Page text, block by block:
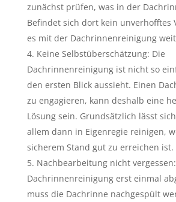
zunächst prüfen, was in der
Befindet sich dort kein unverhofftes
es mit der Dachrinnenreinigung
Keine Selbstüberschätzung: Die
Dachrinnenreinigung ist nicht so
den ersten Blick aussieht. Einen
zu engagieren, kann deshalb eine
Lösung sein. Grundsätzlich lässt
allem dann in Eigenregie reinigen,
sicherem Stand gut zu erreichen ist.
Nachbearbeitung nicht
Dachrinnenreinigung erst einmal
muss die Dachrinne nachgespült